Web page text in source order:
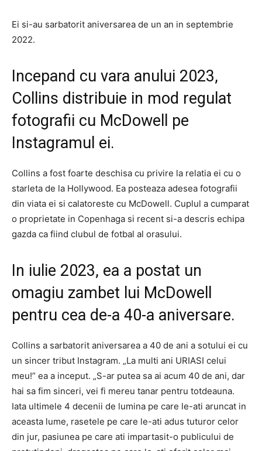
Ei si-au sarbatorit aniversarea de un an in septembrie
2022.
Incepand cu vara anului 2023,
Collins distribuie in mod regulat
fotografii cu McDowell pe
Instagramul ei.
Collins a fost foarte deschisa cu privire la relatia ei cu o
starleta de la Hollywood. Ea posteaza adesea fotografii
din viata ei si calatoreste cu McDowell. Cuplul a cumparat
o proprietate in Copenhaga si recent si-a descris echipa
gazda ca fiind clubul de fotbal al orasului.
In iulie 2023, ea a postat un
omagiu zambet lui McDowell
pentru cea de-a 40-a aniversare.
Collins a sarbatorit aniversarea a 40 de ani a sotului ei cu
un sincer tribut Instagram. „La multi ani URIASI celui
meu!” ea a inceput. „S-ar putea sa ai acum 40 de ani, dar
hai sa fim sinceri, vei fi mereu tanar pentru totdeauna.
Iata ultimele 4 decenii de lumina pe care le-ati aruncat in
aceasta lume, rasetele pe care le-ati adus tuturor celor
din jur, pasiunea pe care ati impartasit-o publicului de